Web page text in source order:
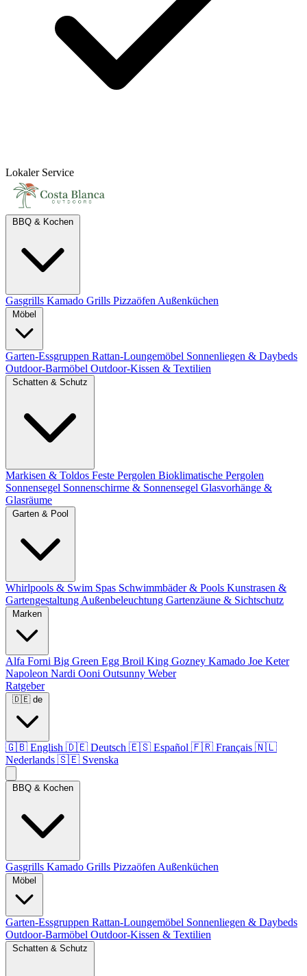
Lokaler Service
Gasgrills Kamado Grills Pizzaöfen Außenküchen
Garten-Essgruppen Rattan-Loungemöbel Sonnenliegen & Daybeds
Outdoor-Barmöbel Outdoor-Kissen & Textilien
Markisen & Toldos Feste Pergolen Bioklimatische Pergolen
Sonnensegel Sonnenschirme & Sonnensegel Glasvorhänge &
Glasräume
Whirlpools & Swim Spas Schwimmbäder & Pools Kunstrasen &
Gartengestaltung Außenbeleuchtung Gartenzäune & Sichtschutz
Alfa Forni Big Green Egg Broil King Gozney Kamado Joe Keter
Napoleon Nardi Ooni Outsunny Weber
Ratgeber
🇩🇪 de
🇬🇧 English 🇩🇪 Deutsch 🇪🇸 Español 🇫🇷 Français 🇳🇱
Nederlands 🇸🇪 Svenska
Gasgrills Kamado Grills Pizzaöfen Außenküchen
Garten-Essgruppen Rattan-Loungemöbel Sonnenliegen & Daybeds
Outdoor-Barmöbel Outdoor-Kissen & Textilien